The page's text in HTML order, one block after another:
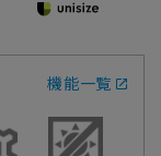
機能一覧